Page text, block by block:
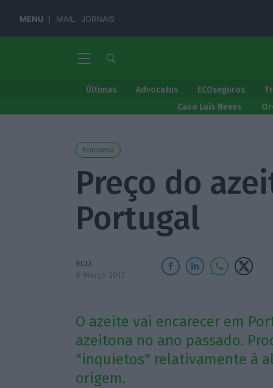
MENU MAIL JORNAIS
Últimas Advocatus ECOseguros
Caso Luís Neves
Economia
Preço do
Portugal
ECO
6 Março 2017
O azeite vai encarecer em
azeitona no ano passado.
"inquietos" relativamente à
origem.